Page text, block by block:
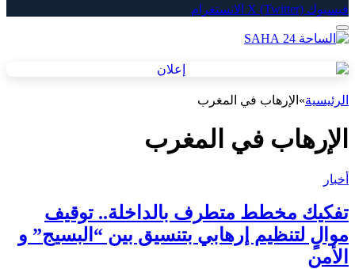
فيسبوك X (Twitter) الانستغرام
الرئيسية» الإرهاب في المغرب
الإرهاب في المغرب
أخبار
تفكيك مخطط متطرف بالداخلة.. توقيف
موالٍ لتنظيم إرهابي بتنسيق بين “البسيج” و
الأمن